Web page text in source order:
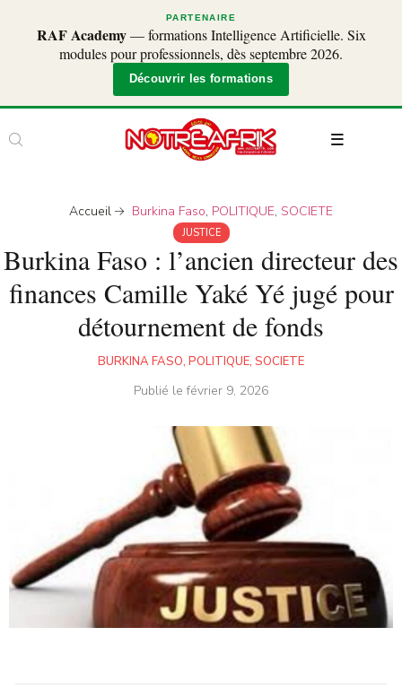
PARTENAIRE
RAF Academy— formations Intelligence Artificielle. Six
modules pour professionnels, dès septembre 2026.
Découvrir les formations
Accueil Burkina Faso, POLITIQUE, SOCIETE
JUSTICE
Burkina Faso : l’ancien directeur des
finances Camille Yaké Yé jugé pour
détournement de fonds
BURKINA FASO, POLITIQUE, SOCIETE
Publié lefévrier 9, 2026